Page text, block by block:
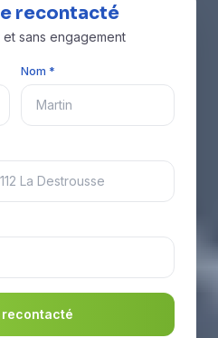
recontacté
et sans engagement
Nom *
recontacté